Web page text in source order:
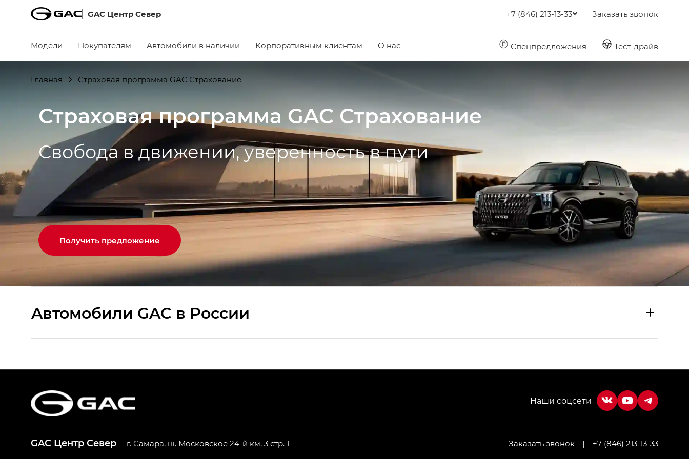
GAC Центр Север +7 (846) 213-13-33 Заказать звонок
Модели Покупателям Автомобили в наличии Корпоративным клиентам О нас Спецпредложения Тест-драйв
Главная Страховая программа GAC Страхование
Страховая программа GAC Страхование
Свобода в движении, уверенность в пути
Получить предложение
Aвтомобили GAC в России
HYPTEC HT — Хайптек Эйч Ти (HYPTEC HT) в комплектации Экс ПРЕМИУМ — EX PREMIUM
GAC Центр Север г. Самара, ш. Московское 24-й км, 3 стр. 1 Заказать звонок | +7 (846) 213-13-33